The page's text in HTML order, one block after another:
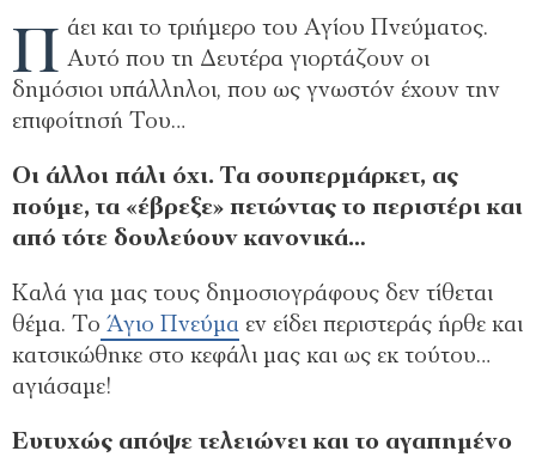
Π άει και το τριήμερο του Αγίου Πνεύματος.
Αυτό που τη Δευτέρα γιορτάζουν οι
δημόσιοι υπάλληλοι, που ως γνωστόν έχουν την
επιφοίτησή Του…
Οι άλλοι πάλι όχι. Τα σουπερμάρκετ, ας
πούμε, τα «έβρεξε» πετώντας το περιστέρι και
από τότε δουλεύουν κανονικά…
Καλά για μας τους δημοσιογράφους δεν τίθεται
θέμα. Το Άγιο Πνεύμα εν είδει περιστεράς ήρθε και
κατσικώθηκε στο κεφάλι μας και ως εκ τούτου…
αγιάσαμε!
Ευτυχώς απόψε τελειώνει και το αγαπημένο